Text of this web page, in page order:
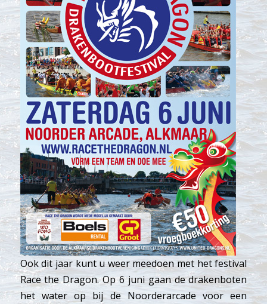
Ook dit jaar kunt u weer meedoen met het festival
Race the Dragon. Op 6 juni gaan de drakenboten
het water op bij de Noorderarcade voor een